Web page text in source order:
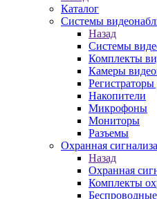
Каталог
Системы
Назад
Системы
Комплекты
Камеры
Накопители
Микрофоны
Мониторы
Разъемы
Охранная
Назад
Охранная
Комплекты